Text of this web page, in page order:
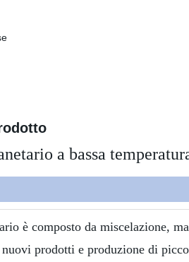
a bassa
è composto da miscelazione,
prodotti e produzione di